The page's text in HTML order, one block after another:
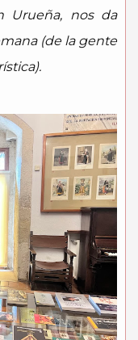
Urueña, nos da
(de la gente